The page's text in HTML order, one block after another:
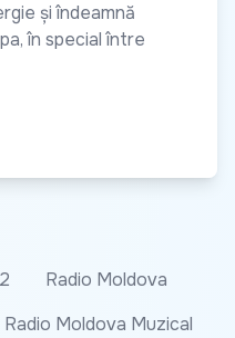
și îndeamnă
în special între
Radio Moldova
Radio Moldova Muzical